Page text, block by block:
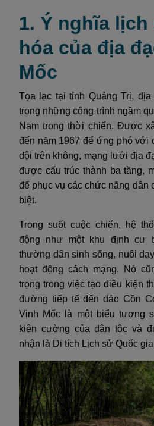
1. Ý nghĩa
hóa của địa
Mốc
Tọa lạc tại tỉnh Quảng Trị,
trong những công trình ngầm
Nam trong thời chiến. Được
đến năm 1967 để ứng phó với
dội trên không, mạng lưới địa
được cấu trúc thành ba tầng,
để phục vụ các chức năng dân
biệt.
Trong suốt cuộc chiến, hệ
động như một khu định cư
thường dân sinh sống, nuôi
hoạt động cách mạng. Nó
trọng trong việc tạo điều kiện
đường tiếp tế đến đảo Cồn
Vịnh Mốc là một biểu tượng
kiên cường của dân tộc và
nhận là Di tích Lịch sử Quốc